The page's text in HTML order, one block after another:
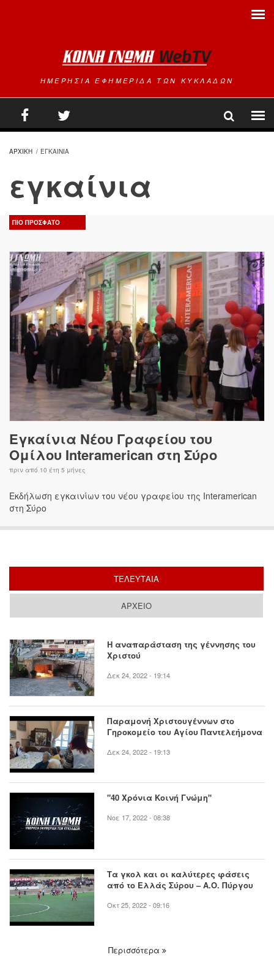
ΗΜΕΡΗΣΙΑ ΕΦΗΜΕΡΙΔΑ ΤΩΝ ΚΥΚΛΑΔΩΝ
ΑΡΧΙΚΗ / ΕΓΚΑΙΝΙΑ
εγκαίνια
ΠΙΟ ΠΡΟΣΦΑΤΟ
Εγκαίνια Νέου Γραφείου του
Ομίλου Interamerican στη Σύρο
πριν από 10 έτη 5 μήνες
Εκδήλωση εγκαινίων του νέου γραφείου της Interamerican
στη Σύρο
ΤΕΛΕΥΤΑΙΑ
ΑΡΧΕΙΟ
Η αναπαράσταση της γέννησης του
Χριστού
Δεκ 24, 2022 - 19:14
Παραμονή Χριστουγέννων στο
Γηροκομείο του Αγίου Παντελεήμονα
Δεκ 24, 2022 - 19:13
"40 Χρόνια Κοινή Γνώμη"
Νοε 17, 2022 - 08:38
Τα γκολ και οι καλύτερες φάσεις
από το Ελλάς Σύρου – Α.Ο. Πύργου
Οκτ 25, 2022 - 09:16
Περισσότερα